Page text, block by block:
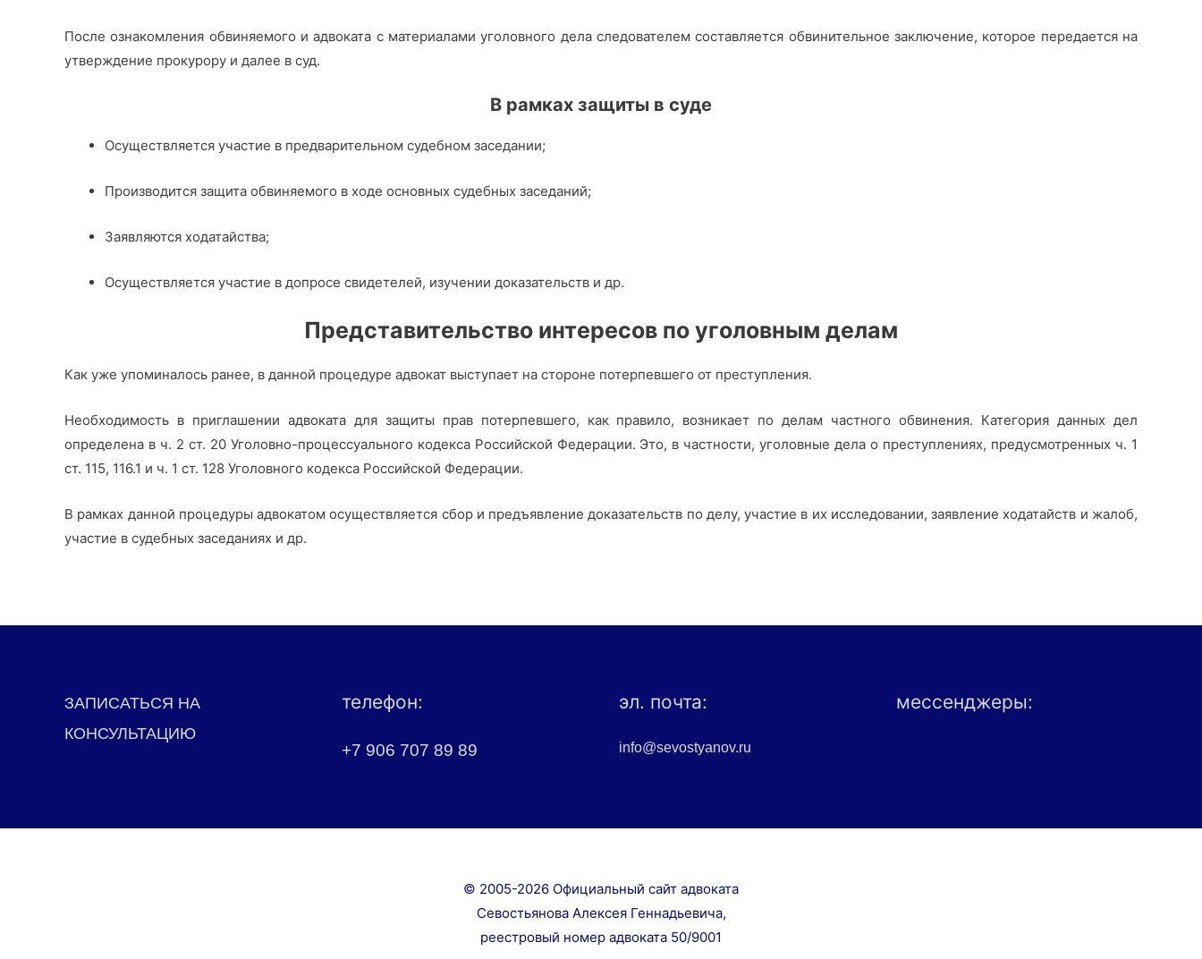
После ознакомления обвиняемого и адвоката с материалами уголовного дела следователем составляется обвинительное заключение, которое передается на
утверждение прокурору и далее в суд.
В рамках защиты в суде
Осуществляется участие в предварительном судебном заседании;
Производится защита обвиняемого в ходе основных судебных заседаний;
Заявляются ходатайства;
Осуществляется участие в допросе свидетелей, изучении доказательств и др.
Представительство интересов по уголовным делам
Как уже упоминалось ранее, в данной процедуре адвокат выступает на стороне потерпевшего от преступления.
Необходимость в приглашении адвоката для защиты прав потерпевшего, как правило, возникает по делам частного обвинения. Категория данных дел
определена в ч. 2 ст. 20 Уголовно-процессуального кодекса Российской Федерации. Это, в частности, уголовные дела о преступлениях, предусмотренных ч. 1
ст. 115, 116.1 и ч. 1 ст. 128 Уголовного кодекса Российской Федерации.
В рамках данной процедуры адвокатом осуществляется сбор и предъявление доказательств по делу, участие в их исследовании, заявление ходатайств и жалоб,
участие в судебных заседаниях и др.
ЗАПИСАТЬСЯ НА
КОНСУЛЬТАЦИЮ
телефон:
+7 906 707 89 89
эл. почта:
info@sevostyanov.ru
мессенджеры:
© 2005-2026 Официальный сайт адвоката
Севостьянова Алексея Геннадьевича,
реестровый номер адвоката 50/9001